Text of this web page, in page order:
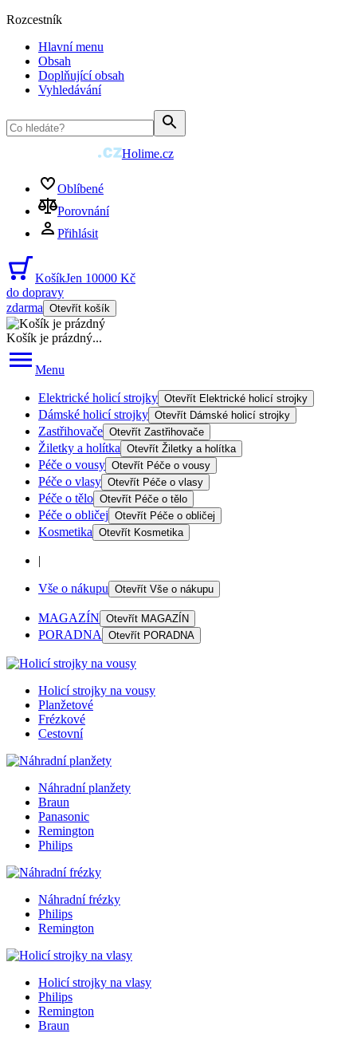
Rozcestník
Hlavní menu
Obsah
Doplňující obsah
Vyhledávání
Holime.cz
Oblíbené
Porovnání
Přihlásit
KošíkJen 10000 Kč
do dopravy
zdarma Otevřít košík
Košík je prázdný...
Menu
Elektrické holicí strojky Otevřít Elektrické holicí strojky
Dámské holicí strojky Otevřít Dámské holicí strojky
Zastřihovače Otevřít Zastřihovače
Žiletky a holítka Otevřít Žiletky a holítka
Péče o vousy Otevřít Péče o vousy
Péče o vlasy Otevřít Péče o vlasy
Péče o tělo Otevřít Péče o tělo
Péče o obličej Otevřít Péče o obličej
Kosmetika Otevřít Kosmetika
|
Vše o nákupu Otevřít Vše o nákupu
MAGAZÍN Otevřít MAGAZÍN
PORADNA Otevřít PORADNA
Holicí strojky na vousy
Planžetové
Frézkové
Cestovní
Náhradní planžety
Braun
Panasonic
Remington
Philips
Náhradní frézky
Philips
Remington
Holicí strojky na vlasy
Philips
Remington
Braun